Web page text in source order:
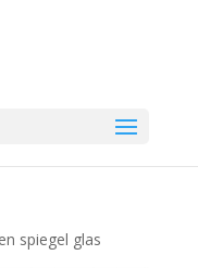
spiegel glas